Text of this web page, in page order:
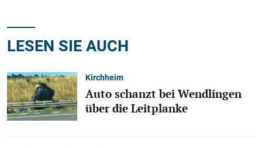
LESEN SIE AUCH
Kirchheim
Auto schanzt bei Wendlingen
über die Leitplanke